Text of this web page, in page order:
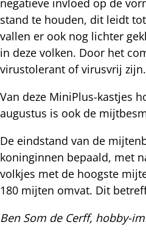
stand te houden, dit leidt
vallen er ook nog lichter
in deze volken. Door het
virustolerant of virusvrij
Van deze MiniPlus-kastjes
augustus is ook de
De eindstand van de
koninginnen bepaald, met
volkjes met de hoogste
180 mijten omvat. Dit
Ben Som de Cerff, hobby-